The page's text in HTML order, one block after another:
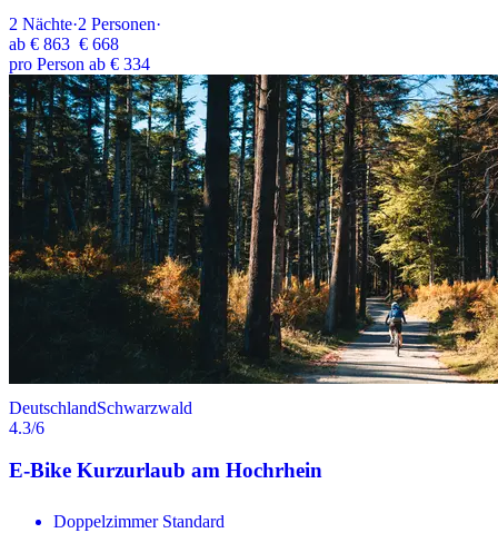
2 Nächte·2 Personen·
ab € 863 € 668
pro Person ab € 334
DeutschlandSchwarzwald
4.3/6
E-Bike Kurzurlaub am Hochrhein
Doppelzimmer Standard